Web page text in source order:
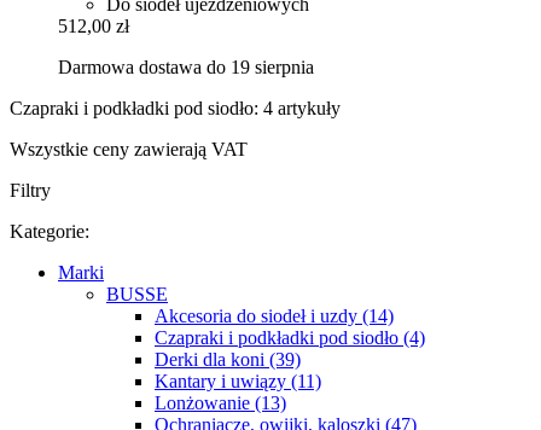
Do siodeł ujeżdżeniowych
512,00 zł
Darmowa dostawa do 19 sierpnia
Czapraki i podkładki pod siodło: 4 artykuły
Wszystkie ceny zawierają VAT
Filtry
Kategorie:
Marki
BUSSE
Akcesoria do siodeł i uzdy (14)
Czapraki i podkładki pod siodło (4)
Derki dla koni (39)
Kantary i uwiązy (11)
Lonżowanie (13)
Ochraniacze, owijki, kaloszki (47)